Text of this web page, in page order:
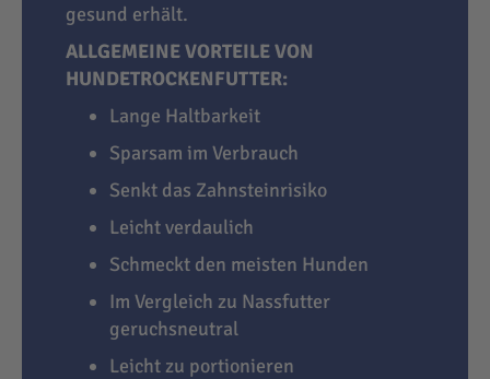
gesund erhält.
ALLGEMEINE VORTEILE VON
HUNDETROCKENFUTTER:
Lange Haltbarkeit
Sparsam im Verbrauch
Senkt das Zahnsteinrisiko
Leicht verdaulich
Schmeckt den meisten Hunden
Im Vergleich zu Nassfutter
geruchsneutral
Leicht zu portionieren